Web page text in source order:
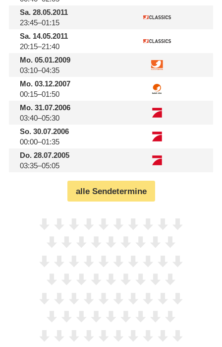
Sa.28.05.2011
23:45–01:15
Sa.14.05.2011
20:15–21:40
Mo.05.01.2009
03:10–04:35
Mo.03.12.2007
00:15–01:50
Mo.31.07.2006
03:40–05:30
So.30.07.2006
00:00–01:35
Do.28.07.2005
03:35–05:05
alle Sendetermine